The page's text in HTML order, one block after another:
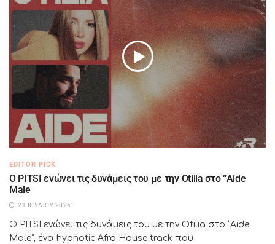
EDITOR PICK
Ο PITSI ενώνει τις δυνάμεις του με την Otilia στο “Aide
Male
21 ΙΟΥΛΊΟΥ 2026
Ο PITSI ενώνει τις δυνάμεις του με την Otilia στο “Aide
Male”, ένα hypnotic Afro House track που